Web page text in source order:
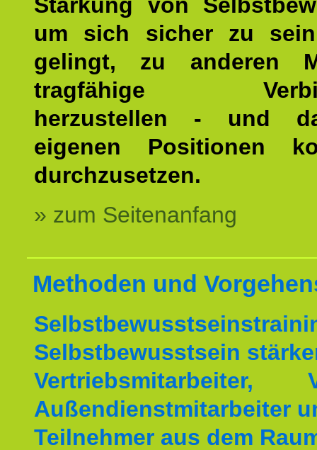
um sich sicher zu
gelingt, zu anderen
tragfähige
herzustellen - und
eigenen Positionen
durchzusetzen.
» zum Seitenanfang
Methoden und
Selbstbewusstsein
Vertriebsmitarbeiter,
Außendienstmitarbeiter
Teilnehmer aus dem